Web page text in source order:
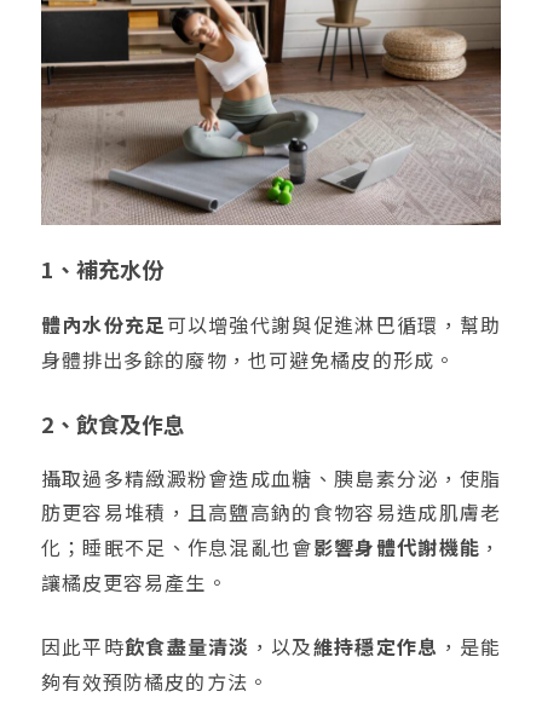
1、補充水份
體內水份充足可以增強代謝與促進淋巴循環，幫助
身體排出多餘的廢物，也可避免橘皮的形成。
2、飲食及作息
攝取過多精緻澱粉會造成血糖、胰島素分泌，使脂
肪更容易堆積，且高鹽高鈉的食物容易造成肌膚老
化；睡眠不足、作息混亂也會影響身體代謝機能 ，
讓橘皮更容易產生。
因此平時飲食盡量清淡 ，以及維持穩定作息 ，是能
夠有效預防橘皮的方法。